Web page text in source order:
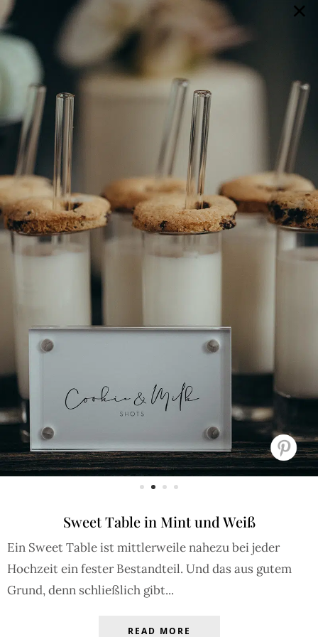
×
Sweet Table in Mint und Weiß
Ein Sweet Table ist mittlerweile nahezu bei jeder
Hochzeit ein fester Bestandteil. Und das aus gutem
Grund, denn schließlich gibt...
GALERIE SELECTION SHOP IT
Array ( [0] => extra_args [1] => Array ( [post__not_in] =>
Array ( [0] => 88819 ) ) )